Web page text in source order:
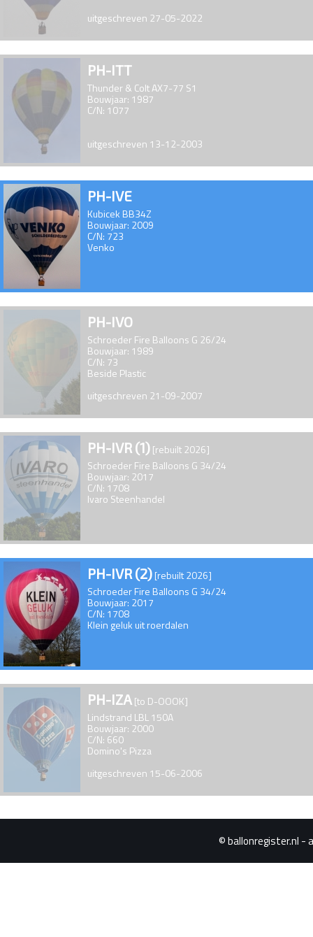
uitgeschreven 27-05-2022
PH-ITT
Thunder & Colt AX7-77 S1
Bouwjaar: 1987
C/N: 1077
uitgeschreven 13-12-2003
PH-IVE
Kubicek BB34Z
Bouwjaar: 2009
C/N: 723
Venko
PH-IVO
Schroeder Fire Balloons G 26/24
Bouwjaar: 1989
C/N: 73
Beside Plastic
uitgeschreven 21-09-2007
PH-IVR (1)[rebuilt 2026]
Schroeder Fire Balloons G 34/24
Bouwjaar: 2017
C/N: 1708
Ivaro Steenhandel
PH-IVR (2)[rebuilt 2026]
Schroeder Fire Balloons G 34/24
Bouwjaar: 2017
C/N: 1708
Klein geluk uit roerdalen
PH-IZA[to D-OOOK]
Lindstrand LBL 150A
Bouwjaar: 2000
C/N: 660
Domino's Pizza
uitgeschreven 15-06-2006
© ballonregister.nl -